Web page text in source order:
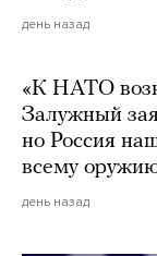
день назад
«К НАТО
Залужный
но Россия
всему
день назад